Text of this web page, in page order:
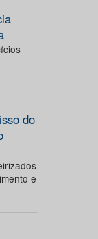
do
e